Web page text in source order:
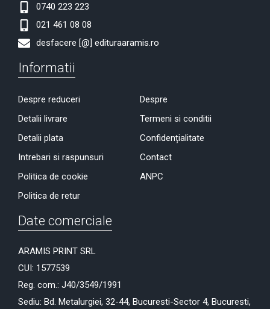
0740 223 223
021 461 08 08
desfacere [@] edituraaramis.ro
Informatii
Despre reduceri
Detalii livrare
Detalii plata
Intrebari si raspunsuri
Politica de cookie
Politica de retur
Despre
Termeni si conditii
Confidențialitate
Contact
ANPC
Date comerciale
ARAMIS PRINT SRL
CUI: 1577539
Reg. com.: J40/3549/1991
Sediu: Bd. Metalurgiei, 32-44, Bucuresti-Sector 4, Bucuresti,